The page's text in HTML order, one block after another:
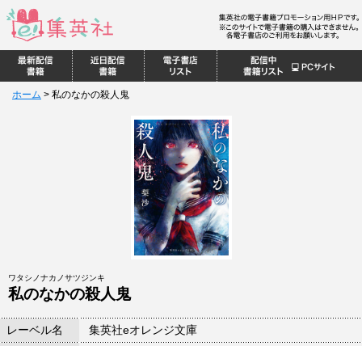
ホーム > 私のなかの殺人鬼
ワタシノナカノサツジンキ
私のなかの殺人鬼
レーベル名
集英社eオレンジ文庫